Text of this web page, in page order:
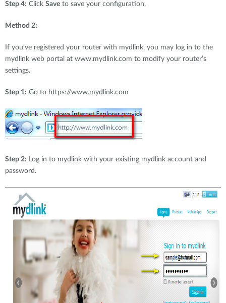
Step 4: Click Save to save your configuration.
Method 2:
If you’ve registered your router with mydlink, you may log in to the
mydlink web portal at www.mydlink.com to modify your router’s
settings.
Step 1: Go to https://www.mydlink.com
Step 2: Log in to mydlink with your existing mydlink account and
password.